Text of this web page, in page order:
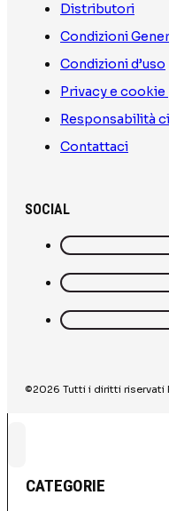
Distributori
Condizioni
Condizioni d’uso
Privacy e
Responsabilità
Contattaci
SOCIAL
©2026 Tutti i diritti riservati
CATEGORIE